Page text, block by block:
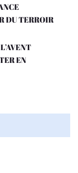
DU TERROIR
EN